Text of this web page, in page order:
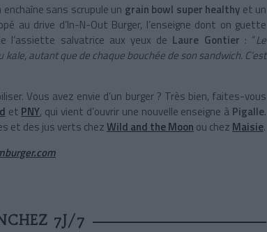
enchaîne sans scrupule un grain bowl super healthy et un
au drive d’In-N-Out Burger, l’enseigne dont on guette
l’assiette salvatrice aux yeux de Laure Gontier : “Le
autant que de chaque bouchée de son sandwich. C’est
Vous avez envie d’un burger ? Très bien, faites-vous
et PNY, qui vient d’ouvrir une nouvelle enseigne à Pigalle.
et des jus verts chezWild and the Moon ou chez Maisie.
7J/7